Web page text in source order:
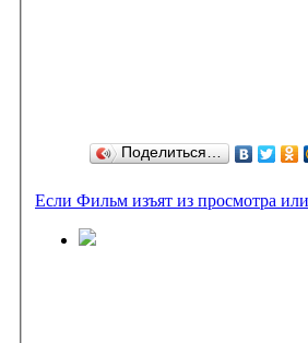
Поделиться…
Если Фильм изъят из просмотра